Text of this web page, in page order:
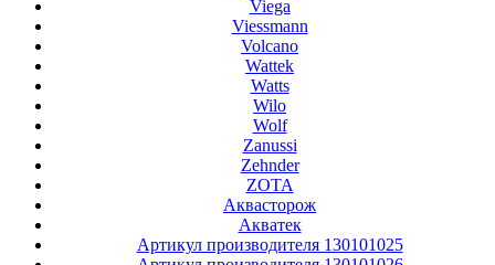
Viega
Viessmann
Volcano
Wattek
Watts
Wilo
Wolf
Zanussi
Zehnder
ZOTA
Аквасторож
Акватек
Артикул производителя 130101025